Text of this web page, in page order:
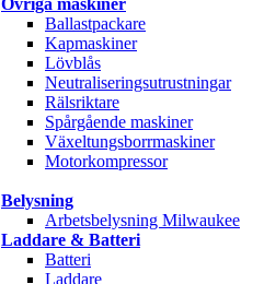
Övriga maskiner
Ballastpackare
Kapmaskiner
Lövblås
Neutraliseringsutrustningar
Rälsriktare
Spårgående maskiner
Växeltungsborrmaskiner
Motorkompressor
Belysning
Arbetsbelysning Milwaukee
Laddare & Batteri
Batteri
Laddare